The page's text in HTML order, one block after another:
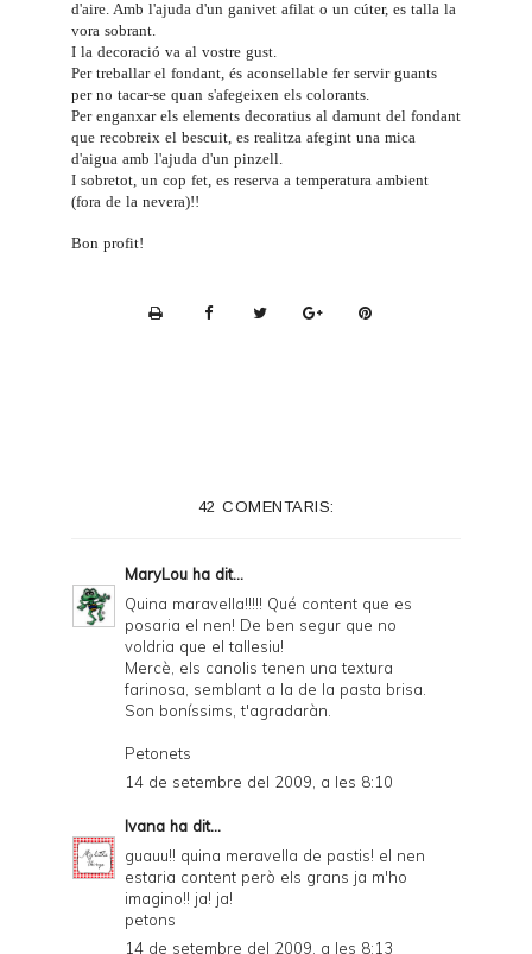
d'aire. Amb l'ajuda d'un ganivet afilat o un cúter, es talla la
vora sobrant.
I la decoració va al vostre gust.
Per treballar el fondant, és aconsellable fer servir guants
per no tacar-se quan s'afegeixen els colorants.
Per enganxar els elements decoratius al damunt del fondant
que recobreix el bescuit, es realitza afegint una mica
d'aigua amb l'ajuda d'un pinzell.
I sobretot, un cop fet, es reserva a temperatura ambient
(fora de la nevera)!!
Bon profit!
i
e
n
n
42 COMENTARIS:
MaryLou ha dit...
Quina maravella!!!!! Qué content que es
posaria el nen! De ben segur que no
voldria que el tallesiu!
Mercè, els canolis tenen una textura
farinosa, semblant a la de la pasta brisa.
Son boníssims, t'agradaràn.
Petonets
14 de setembre del 2009, a les 8:10
Ivana ha dit...
guauu!! quina meravella de pastis! el nen
estaria content però els grans ja m'ho
imagino!! ja! ja!
petons
14 de setembre del 2009, a les 8:13